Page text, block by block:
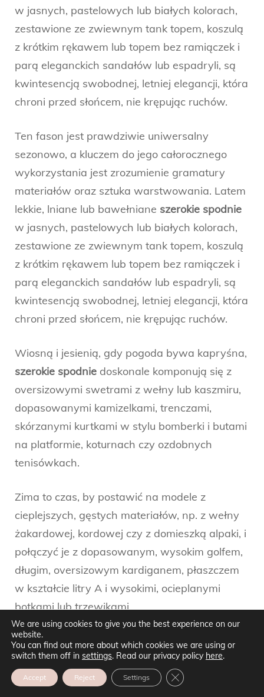
w jasnych, pastelowych lub białych kolorach,
zestawione ze zwiewnym tank topem, koszulą
z krótkim rękawem lub topem bez ramiączek i
parą eleganckich sandałów lub espadryli, są
kwintesencją swobodnej, letniej elegancji, która
chroni przed słońcem, nie krępując ruchów.
Ten fason jest prawdziwie uniwersalny
sezonowo, a kluczem do jego całorocznego
wykorzystania jest zrozumienie gramatury
materiałów oraz sztuka warstwowania. Latem
lekkie, lniane lub bawełniane szerokie spodnie
w jasnych, pastelowych lub białych kolorach,
zestawione ze zwiewnym tank topem, koszulą
z krótkim rękawem lub topem bez ramiączek i
parą eleganckich sandałów lub espadryli, są
kwintesencją swobodnej, letniej elegancji, która
chroni przed słońcem, nie krępując ruchów.
Wiosną i jesienią, gdy pogoda bywa kapryśna,
szerokie spodnie doskonale komponują się z
oversizowymi swetrami z wełny lub kaszmiru,
dopasowanymi kamizelkami, trenczami,
skórzanymi kurtkami w stylu bomberki i butami
na platformie, koturnach czy ozdobnych
tenisówkach.
Zima to czas, by postawić na modele z
cieplejszych, gęstych materiałów, np. z wełny
żakardowej, kordowej czy z domieszką alpaki, i
połączyć je z dopasowanym, wysokim golfem,
długim, oversizowym kardiganem, płaszczem
w kształcie litry A i wysokimi, ocieplanymi
botkami lub trzewikami.
Inwestycja w przyszłość:
dlaczego jakość kroju i
We are using cookies to give you the best experience on our
website.
You can find out more about which cookies we are using or
switch them off in settings. Read our privacy policy here.
Accept Reject Settings ZAMKNIJ PANEL